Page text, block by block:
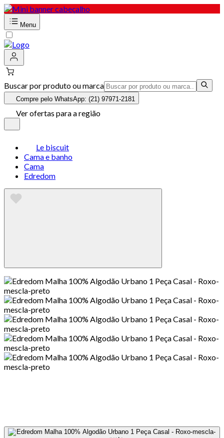
Menu
Buscar por produto ou marca
Compre pelo WhatsApp: (21) 97971-2181
Ver ofertas para a região
Le biscuit
Cama e banho
Cama
Edredom